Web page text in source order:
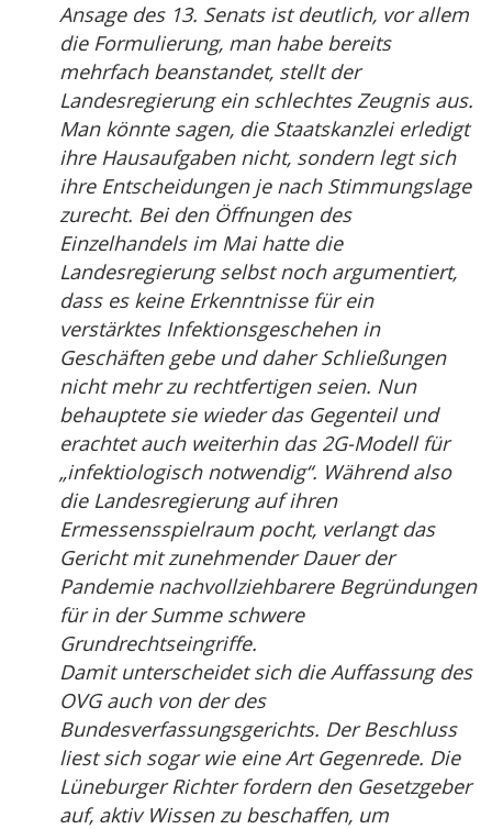
Ansage des 13. Senats ist deutlich, vor allem
die Formulierung, man habe bereits
mehrfach beanstandet, stellt der
Landesregierung ein schlechtes Zeugnis aus.
Man könnte sagen, die Staatskanzlei erledigt
ihre Hausaufgaben nicht, sondern legt sich
ihre Entscheidungen je nach Stimmungslage
zurecht. Bei den Öffnungen des
Einzelhandels im Mai hatte die
Landesregierung selbst noch argumentiert,
dass es keine Erkenntnisse für ein
verstärktes Infektionsgeschehen in
Geschäften gebe und daher Schließungen
nicht mehr zu rechtfertigen seien. Nun
behauptete sie wieder das Gegenteil und
erachtet auch weiterhin das 2G-Modell für
„infektiologisch notwendig“. Während also
die Landesregierung auf ihren
Ermessensspielraum pocht, verlangt das
Gericht mit zunehmender Dauer der
Pandemie nachvollziehbarere Begründungen
für in der Summe schwere
Grundrechtseingriffe.
Damit unterscheidet sich die Auffassung des
OVG auch von der des
Bundesverfassungsgerichts. Der Beschluss
liest sich sogar wie eine Art Gegenrede. Die
Lüneburger Richter fordern den Gesetzgeber
auf, aktiv Wissen zu beschaffen, um